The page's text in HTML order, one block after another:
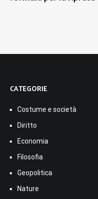
CATEGORIE
Costume e società
Diritto
Economia
Filosofia
Geopolitica
Nature